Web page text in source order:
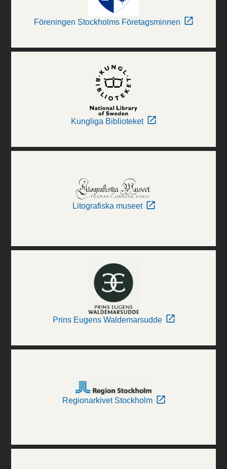
Föreningen Stockholms Företagsminnen
Kungliga Biblioteket
Litografiska museet
Prins Eugens Waldemarsudde
Regionarkivet Stockholm